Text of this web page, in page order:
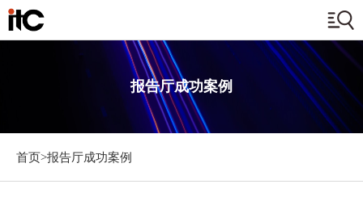
报告厅成功案例
首页>报告厅成功案例